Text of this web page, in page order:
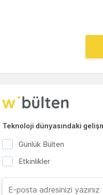
Teknoloji dünyasındaki
Günlük Bülten
Etkinlikler